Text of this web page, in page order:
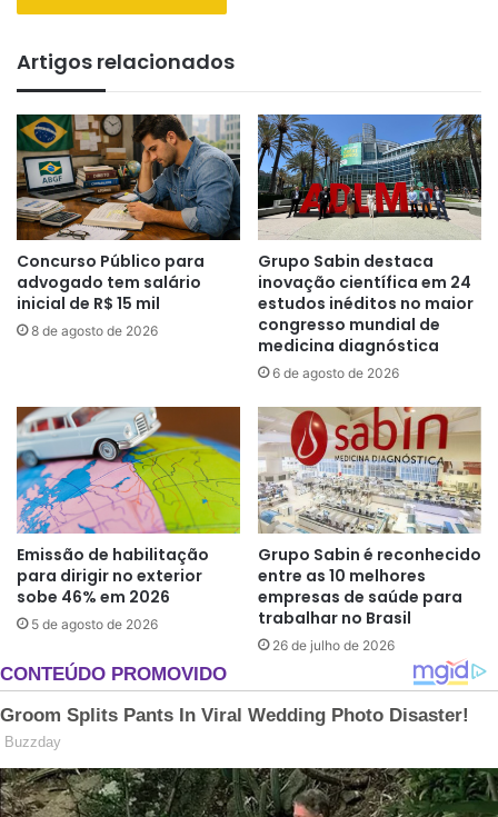
Artigos relacionados
Concurso Público para
advogado tem salário
inicial de R$ 15 mil
8 de agosto de 2026
Grupo Sabin destaca
inovação científica em 24
estudos inéditos no maior
congresso mundial de
medicina diagnóstica
6 de agosto de 2026
Emissão de habilitação
para dirigir no exterior
sobe 46% em 2026
5 de agosto de 2026
Grupo Sabin é reconhecido
entre as 10 melhores
empresas de saúde para
trabalhar no Brasil
26 de julho de 2026